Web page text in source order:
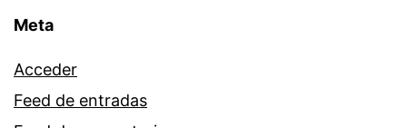
Meta
Acceder
Feed de entradas